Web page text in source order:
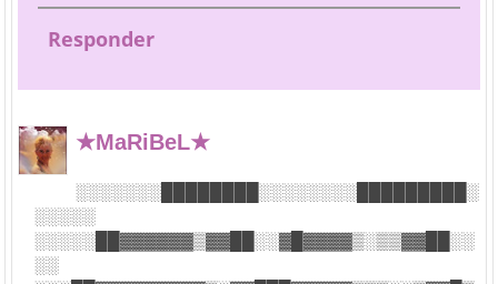
Responder
★MaRiBeL★
░░░░░░░████████░░░░░░░░█████████░
░░░░░
░░░░░██▓▓▓▓▓▓▒▓▓██░░▓█▓▓▓▓▒░▒▒▓▓██░░
░░